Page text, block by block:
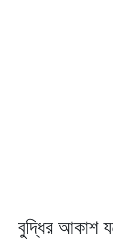
বুদ্ধির আকাশ